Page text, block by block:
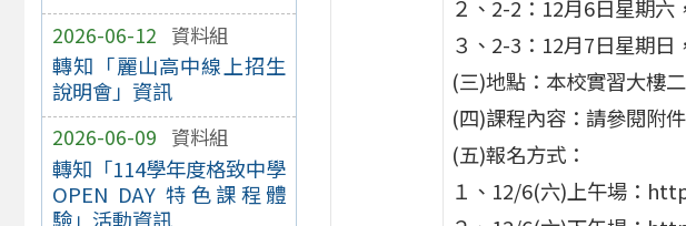
2026-06-12 資料組
轉知「麗山高中線上招生
說明會」資訊
2026-06-09 資料組
轉知「114學年度格致中學
OPEN DAY 特色課程體
驗」活動資訊
２、2-2：12月6日星期六
３、2-3：12月7日星期
(三)地點：本校實習大樓
(四)課程內容：請參閱附件
(五)報名方式：
１、12/6(六)上午場：